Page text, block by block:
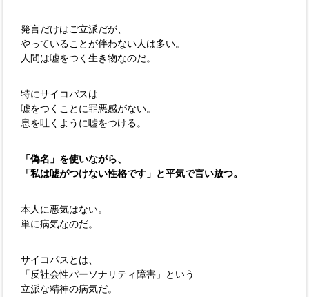
発言だけはご立派だが、
やっていることが伴わない人は多い。
人間は嘘をつく生き物なのだ。
特にサイコパスは
嘘をつくことに罪悪感がない。
息を吐くように嘘をつける。
「偽名」を使いながら、
「私は嘘がつけない性格です」と平気で言い放つ。
本人に悪気はない。
単に病気なのだ。
サイコパスとは、
「反社会性パーソナリティ障害」という
立派な精神の病気だ。